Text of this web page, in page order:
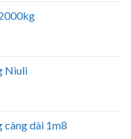
Niuli
càng dài 1m8